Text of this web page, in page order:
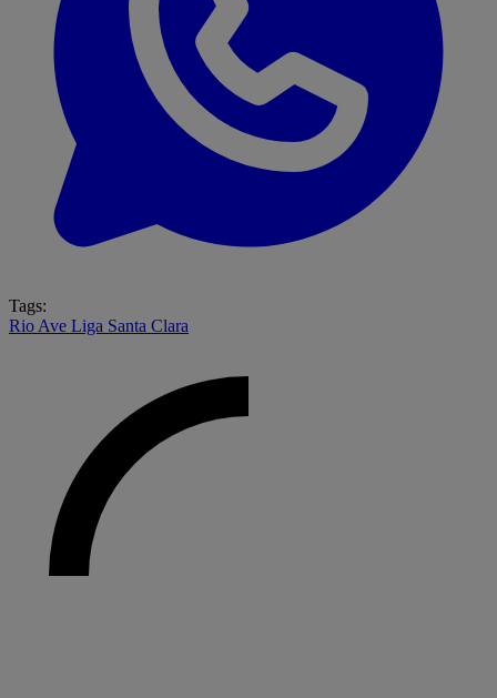
Tags:
Rio Ave Liga Santa Clara